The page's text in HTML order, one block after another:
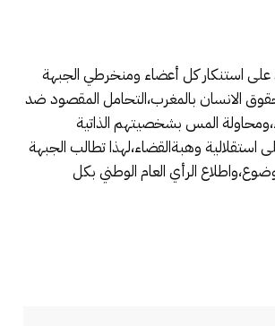
على استنكار كل أعضاء ومنخرطي الجبهة
الانسان بالمغرب،التحامل المقصود ضد
المس بشخصيتهم الذاتية
على استقلالية وهبةالقضاء،لهذا تطالب الجبهة
الرأي العام الوطني بكل